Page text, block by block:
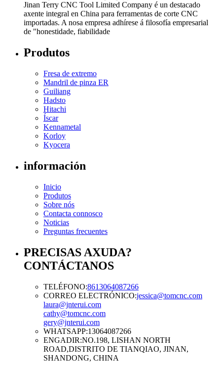
Jinan Terry CNC Tool Limited Company é un destacado
axente integral en China para ferramentas de corte CNC
importadas. A nosa empresa adhírese á filosofía empresarial
de "honestidade, fiabilidade
Produtos
Fresa de extremo
Mandril de pinza ER
Guiliang
Hadsto
Hitachi
Íscar
Kennametal
Korloy
Kyocera
información
Inicio
Produtos
Sobre nós
Contacta connosco
Noticias
Preguntas frecuentes
PRECISAS AXUDA?
CONTÁCTANOS
TELÉFONO:8613064087266
CORREO ELECTRÓNICO:jessica@tomcnc.com
laura@jnterui.com
cathy@tomcnc.com
gery@jnterui.com
WHATSAPP:13064087266
ENGADIR:NO.198, LISHAN NORTH
ROAD,DISTRITO DE TIANQIAO, JINAN,
SHANDONG, CHINA